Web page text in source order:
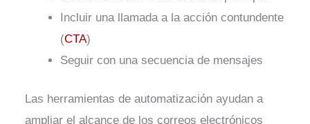
Incluir una llamada a la acción contundente
(CTA)
Seguir con una secuencia de mensajes
Las herramientas de automatización ayudan a
ampliar el alcance de los correos electrónicos